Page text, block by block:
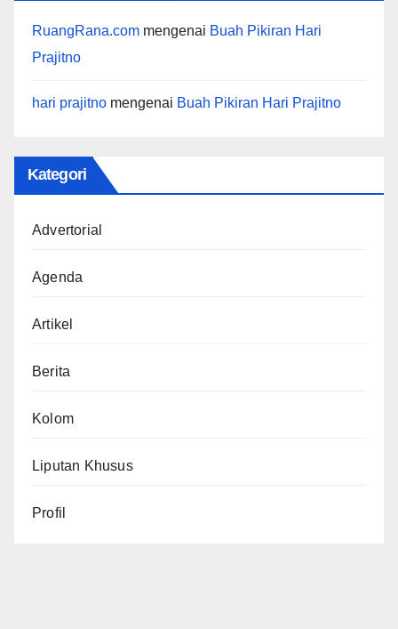
RuangRana.com mengenai Buah Pikiran Hari
Prajitno
hari prajitno mengenai Buah Pikiran Hari Prajitno
Kategori
Advertorial
Agenda
Artikel
Berita
Kolom
Liputan Khusus
Profil